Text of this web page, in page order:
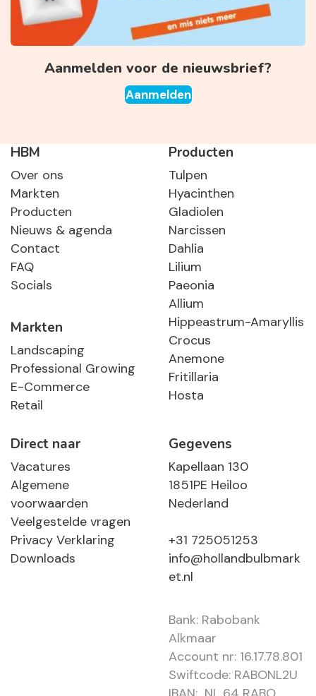
Aanmelden voor de nieuwsbrief?
Aanmelden
HBM
Over ons
Markten
Producten
Nieuws & agenda
Contact
FAQ
Socials
Markten
Landscaping
Professional Growing
E-Commerce
Retail
Producten
Tulpen
Hyacinthen
Gladiolen
Narcissen
Dahlia
Lilium
Paeonia
Allium
Hippeastrum-Amaryllis
Crocus
Anemone
Fritillaria
Hosta
Direct naar
Vacatures
Algemene
voorwaarden
Veelgestelde vragen
Privacy Verklaring
Downloads
Gegevens
Kapellaan 130
1851PE Heiloo
Nederland
+31 725051253
info@hollandbulbmark
et.nl
Bank: Rabobank
Alkmaar
Account nr: 16.17.78.801
Swiftcode: RABONL2U